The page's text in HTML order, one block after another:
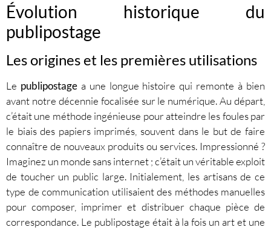
Évolution historique du
publipostage
Les origines et les premières utilisations
Le publipostagea une longue histoire qui remonte à bien
avant notre décennie focalisée sur le numérique. Au départ,
c’était une méthode ingénieuse pour atteindre les foules par
le biais des papiers imprimés, souvent dans le but de faire
connaître de nouveaux produits ou services. Impressionné ?
Imaginez un monde sans internet ; c’était un véritable exploit
de toucher un public large. Initialement, les artisans de ce
type de communication utilisaient des méthodes manuelles
pour composer, imprimer et distribuer chaque pièce de
correspondance. Le publipostage était à la fois un art et une